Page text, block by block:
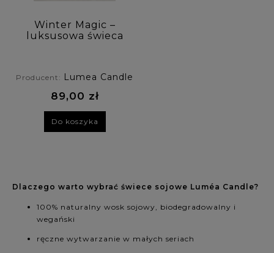
Winter Magic –
luksusowa świeca
Producent: Lumea Candle
89,00 zł
Do koszyka
Dlaczego warto wybrać świece sojowe Luméa Candle?
100% naturalny wosk sojowy, biodegradowalny i
wegański
ręczne wytwarzanie w małych seriach